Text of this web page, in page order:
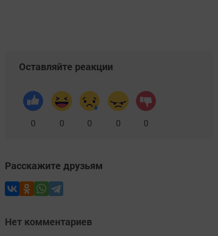
Оставляйте реакции
0 0 0 0 0
Расскажите друзьям
Нет комментариев